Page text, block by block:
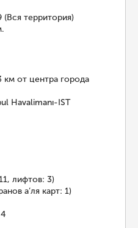
(Вся территория)
км от центра города
Havalimanı-IST
лифтов: 3)
а’ля карт: 1)